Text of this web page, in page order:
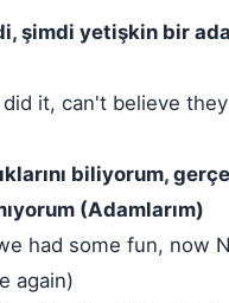
şimdi yetişkin bir
it, can't believe
biliyorum,
(Adamlarım)
had some fun, now
again)